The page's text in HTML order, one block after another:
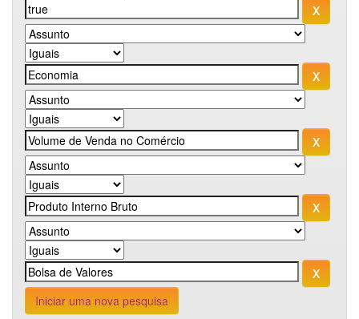
Iniciar uma nova pesquisa